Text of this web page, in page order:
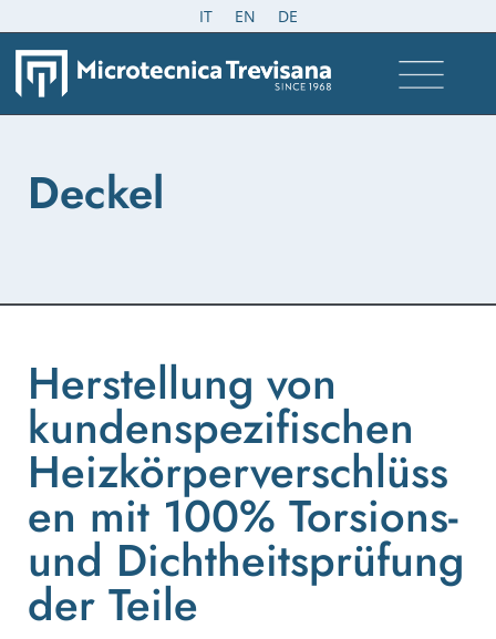
IT EN DE
Deckel
Herstellung von
kundenspezifischen
Heizkörperverschlüss
en mit 100% Torsions-
und Dichtheitsprüfung
der Teile